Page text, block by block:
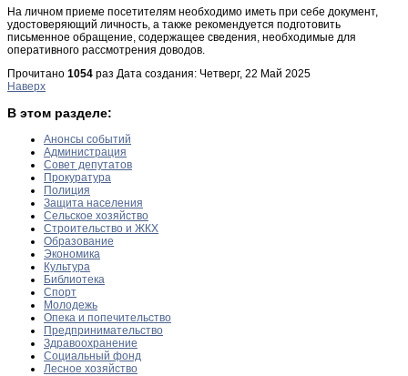
На личном приеме посетителям необходимо иметь при себе документ,
удостоверяющий личность, а также рекомендуется подготовить
письменное обращение, содержащее сведения, необходимые для
оперативного рассмотрения доводов.
Прочитано 1054 раз Дата создания: Четверг, 22 Май 2025
Наверх
В этом разделе:
Анонсы событий
Администрация
Совет депутатов
Прокуратура
Полиция
Защита населения
Сельское хозяйство
Строительство и ЖКХ
Образование
Экономика
Культура
Библиотека
Спорт
Молодежь
Опека и попечительство
Предпринимательство
Здравоохранение
Социальный фонд
Лесное хозяйство